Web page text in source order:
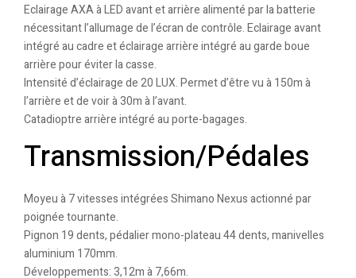
Eclairage AXA à LED avant et arrière alimenté par la batterie
nécessitant l’allumage de l’écran de contrôle. Eclairage avant
intégré au cadre et éclairage arrière intégré au garde boue
arrière pour éviter la casse.
Intensité d’éclairage de 20 LUX. Permet d’être vu à 150m à
l’arrière et de voir à 30m à l’avant.
Catadioptre arrière intégré au porte-bagages.
Transmission/Pédales
Moyeu à 7 vitesses intégrées Shimano Nexus actionné par
poignée tournante.
Pignon 19 dents, pédalier mono-plateau 44 dents, manivelles
aluminium 170mm.
Développements: 3,12m à 7,66m.